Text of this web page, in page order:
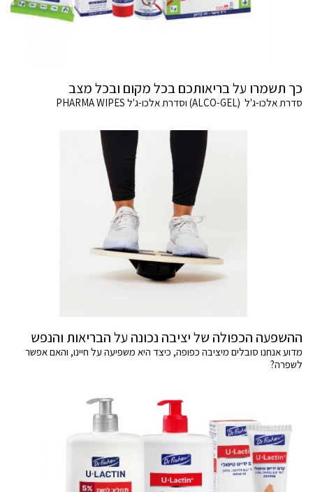
כך תשמרו על בריאותכם בכל מקום ובכל מצב
סדרת אלכו-ג'ל (ALCO-GEL) וסדרת אלכו-ג'ל PHARMA WIPES
ההשפעה הכפולה של יציבה נכונה על הבריאות והנפש
מדוע אנחנו סובלים מיציבה כפופה, כיצד היא משפיעה על חיינו, והאם אפשר
לשפרה?